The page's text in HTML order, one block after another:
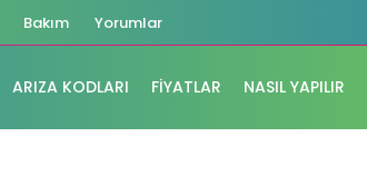
Bakım Yorumlar
ARIZA KODLARI FIYATLAR NASIL YAPILIR